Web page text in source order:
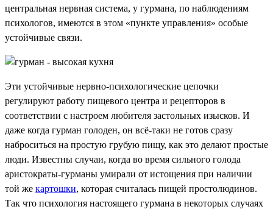
центральная нервная система, у гурмана, по наблюдениям
психологов, имеются в этом «пункте управления» особые
устойчивые связи.
Эти устойчивые нервно-психологические цепочки
регулируют работу пищевого центра и рецепторов в
соответствии с настроем любителя застольных изысков. И
даже когда гурман голоден, он всё-таки не готов сразу
наброситься на простую грубую пищу, как это делают простые
люди. Известны случаи, когда во время сильного голода
аристократы-гурманы умирали от истощения при наличии
той же картошки, которая считалась пищей простолюдинов.
Так что психология настоящего гурмана в некоторых случаях